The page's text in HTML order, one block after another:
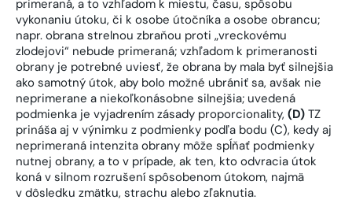
primeraná, a to vzhľadom k miestu, času, spôsobu
vykonaniu útoku, či k osobe útočníka a osobe obrancu;
napr. obrana strelnou zbraňou proti „vreckovému
zlodejovi“ nebude primeraná; vzhľadom k primeranosti
obrany je potrebné uviesť, že obrana by mala byť silnejšia
ako samotný útok, aby bolo možné ubrániť sa, avšak nie
neprimerane a niekoľkonásobne silnejšia; uvedená
podmienka je vyjadrením zásady proporcionality, (D) TZ
prináša aj v výnimku z podmienky podľa bodu (C), kedy aj
neprimeraná intenzita obrany môže spĺňať podmienky
nutnej obrany, a to v prípade, ak ten, kto odvracia útok
koná v silnom rozrušení spôsobenom útokom, najmä
v dôsledku zmätku, strachu alebo zľaknutia.